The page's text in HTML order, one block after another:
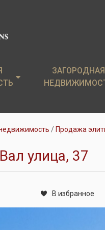
ЗАГОРОДНАЯ
ЗАГОРОДНАЯ
Земельные
Коттеджи в
Продажа
улица, 37
В избранное